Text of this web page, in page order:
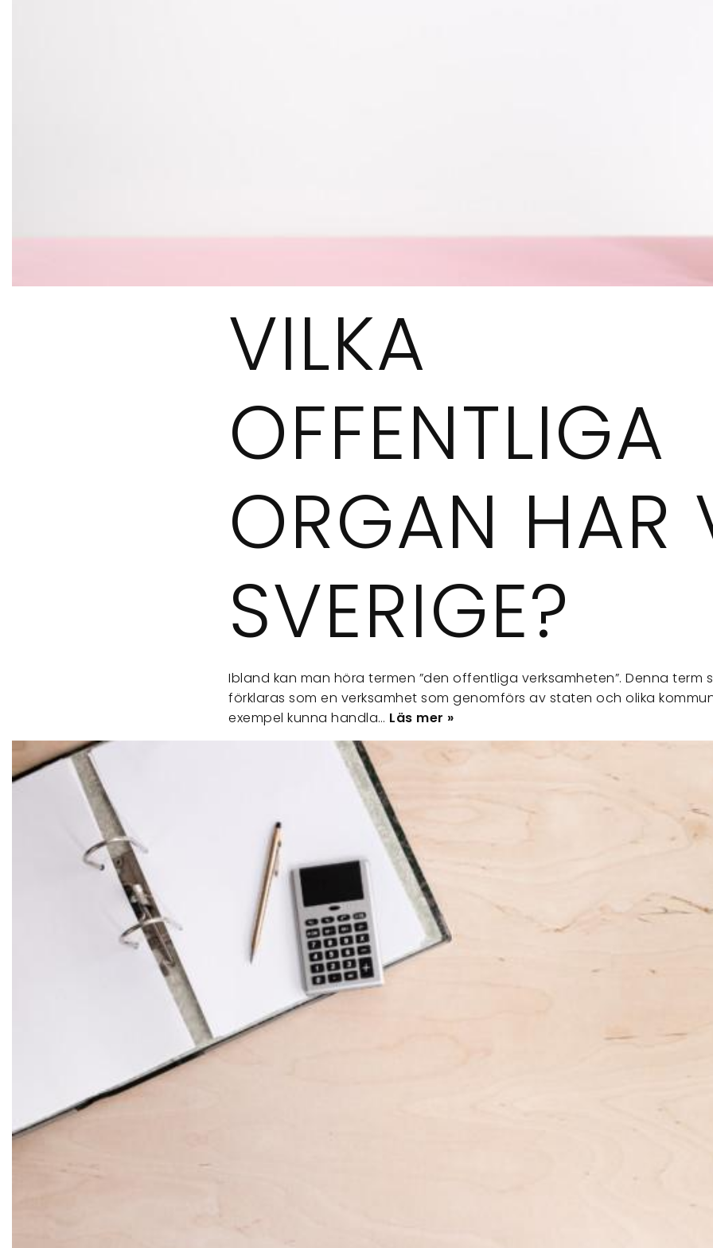
VILKA
OFFENTLIGA
ORGAN HAR
SVERIGE?
Ibland kan man höra termen ”den offentliga verksamheten”. Denna term
förklaras som en verksamhet som genomförs av staten och olika
exempel kunna handla… Läs mer »